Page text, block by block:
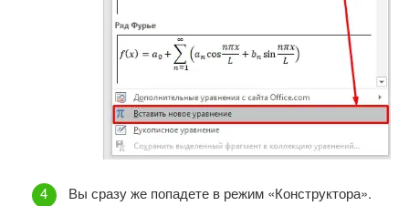
Вы сразу же попадете в режим «Конструктора».